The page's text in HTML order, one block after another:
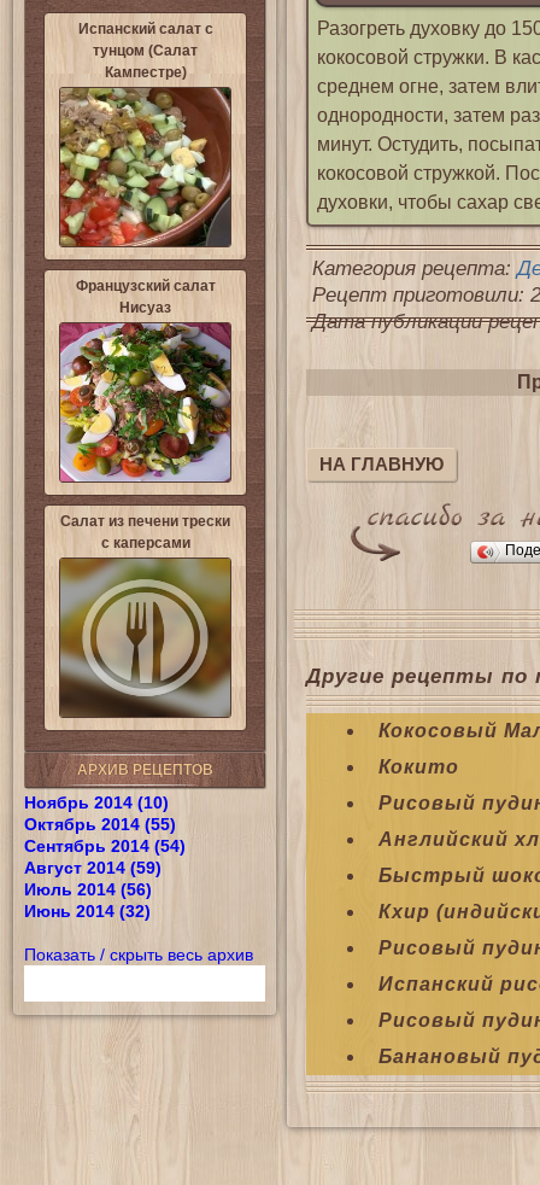
Испанский салат с
тунцом (Салат
Кампестре)
Французский салат
Нисуаз
Салат из печени трески
с каперсами
АРХИВ РЕЦЕПТОВ
Ноябрь 2014 (10)
Октябрь 2014 (55)
Сентябрь 2014 (54)
Август 2014 (59)
Июль 2014 (56)
Июнь 2014 (32)
Показать / скрыть весь архив
Разогреть духовку до
кокосовой стружки. В
среднем огне, затем
однородности, затем
минут. Остудить,
кокосовой стружкой.
духовки, чтобы сахар
Категория рецепта:
Рецепт приготовили:
Дата публикации
НА ГЛАВНУЮ
Другие рецепты по
Кокосовый
Кокито
Рисовый
Английский
Быстрый
Кхир
Рисовый
Испанский
Рисовый
Банановый